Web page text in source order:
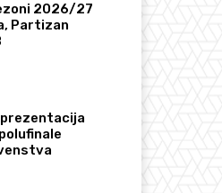
2026/27
Partizan